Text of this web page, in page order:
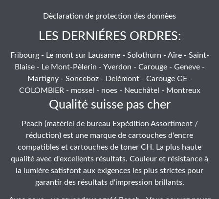
Dèclaration de protection des donnèes
LES DERNIÉRES ORDRES:
Fribourg - Le mont sur Lausanne - Solothurn - Aïre - Saint-
Blaise - Le Mont-Pèlerin - Yverdon - Carouge - Geneve -
Martigny - Sonceboz - Delémont - Carouge GE -
COLOMBIER - mossel - noes - Neuchâtel - Montreux
Qualité suisse pas cher
Peach (matériel de bureau Expédition Assortiment /
réduction) est une marque de cartouches d'encre
compatibles et cartouches de toner CH. La plus haute
qualité avec d'excellents résultats. Couleur et résistance à
la lumière satisfont aux exigences les plus strictes pour
garantir des résultats d'impression brillants.